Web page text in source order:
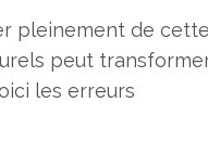
pleinement de cette
peut
les erreurs